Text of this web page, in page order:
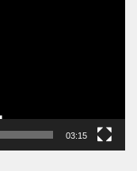
03:15